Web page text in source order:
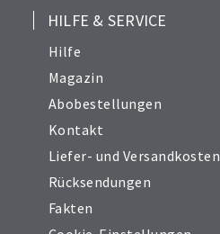
HILFE & SERVICE
Hilfe
Magazin
Abobestellungen
Kontakt
Liefer- und Versandkosten
Rücksendungen
Fakten